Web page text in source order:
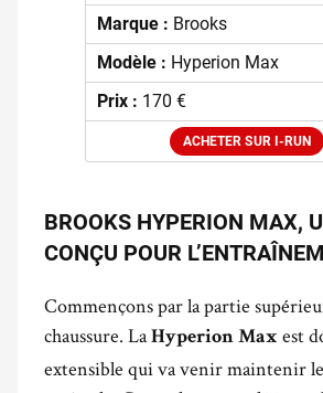
Marque : Brooks
Modèle : Hyperion Max
Prix : 170 €
ACHETER SUR I-RUN
BROOKS HYPERION MAX,
CONÇU POUR
Commençons par la partie
chaussure. LaHyperion Max est
extensible qui va venir maintenir